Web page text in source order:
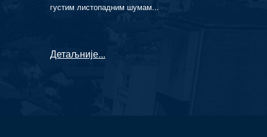
густим листопадним шумам...
Детаљније...